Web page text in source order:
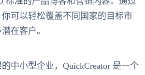
可以轻松覆盖不同国家的目标市
在客户。
中小型企业，QuickCreator 是一个